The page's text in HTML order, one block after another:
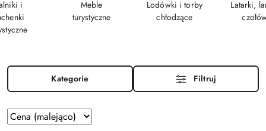
i
Meble
turystyczne
Lodówki i torby
chłodzące
Latarki,
Kategorie Filtruj
Zastosowano sortowanie: Cena (malejąco).
Sortuj
według